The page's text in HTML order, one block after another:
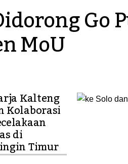
Go
MoU
Kalteng
Kolaborasi
di
Timur